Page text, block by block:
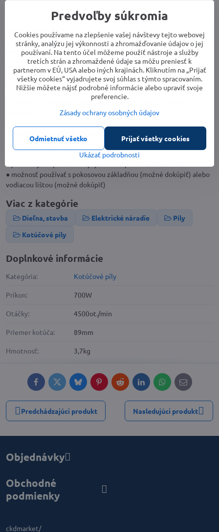
Prednosti produktu
● „tripple gear" zaisťuje zníženie otáčok na optimálnu rýchlosť pre
rezanie, dlhšiu životnosť píly a kotúča a vyššiu rýchlosť rezania
● príslušenstvo pre odsávanie prachu
● má podobnú funkciu ako klasická kotúčová píla, ale vďaka malým
rozmerom, kompaktnosti, ergonomickému dizajnu a nízkej
hmotnosti je určená pre ľahké držanie a vedenie jednou rukou
● umožňuje prevádzať presné ponorné rezy vo vnútri plochy
pri stlačení vypínača dovolí zanorenie kotúča do materiálu podľa
nastavenej hĺbky rezu a pri ukončení práce jeho opätovné
● možnosť používať s pokosovou základňou (možné dokúpiť) alebo
vodiacou lištou (možné dokúpiť)
Viac z kategórie
Dieľna, stavba Elektrické náradie
Píly
Kotúčové píly
Doplnkové informácie
Kategória: Kotúčové píly
Príkon: 700W
Otáčky: 4500ot./min
Priemer kotúča: 89mm
Hmotnosť: 3,7kg
FacebookTwitterBlueskyPinterestRedditLinkedInWhatsApp
E-
mail
Predchádzajúci produkt Nasledujúci produkt
Objednávky
Obchodné
podmienky
ckdmarket/
Predvoľby súkromia
Cookies používame na zlepšenie vašej návštevy tejto webovej
stránky, analýzu jej výkonnosti a zhromažďovanie údajov o jej
používaní. Na tento účel môžeme použiť nástroje a služby
tretích strán a zhromaždené údaje sa môžu preniesť k
partnerom v EÚ, USA alebo iných krajinách. Kliknutím na „Prijať
všetky cookies“ vyjadrujete svoj súhlas s týmto spracovaním.
Nižšie môžete nájsť podrobné informácie alebo upraviť svoje
preferencie.
Zásady ochrany osobných údajov
Ukázať podrobnosti
Prijať všetky cookies
Odmietnuť všetko